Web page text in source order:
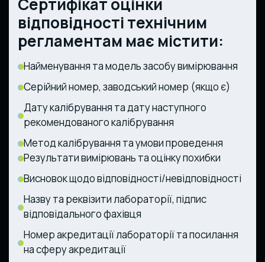
сільськогосподарських та
лісогосподарських тракторів (Постанова
КМУ від 28.12.2011 № 1368)
(Постанова КМУ від 30.12.2015 № 1194)
Сертифікат оцінки
відповідності технічним
регламентам має містити:
Найменування та модель засобу вимірювання
Серійний номер, заводський номер (якщо є)
Дату калібрування та дату наступного
рекомендованого калібрування
Метод калібрування та умови проведення
Результати вимірювань та оцінку похибки
Висновок щодо відповідності/невідповідності
Назву та реквізити лабораторії, підпис
відповідального фахівця
Номер акредитації лабораторії та посилання
на сферу акредитації